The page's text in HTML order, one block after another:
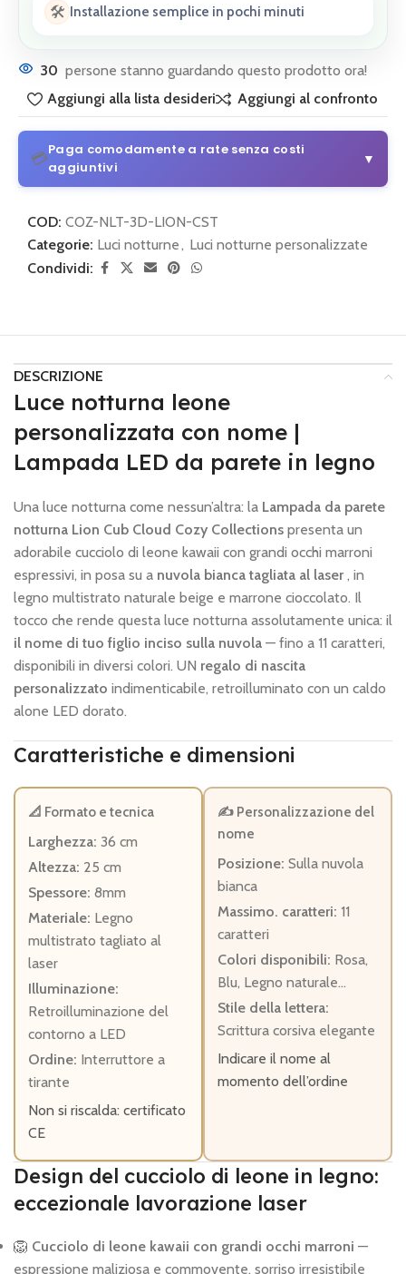
🛠️ Installazione semplice in pochi minuti
30 persone stanno guardando questo prodotto ora!
Aggiungi alla lista desideri
Aggiungi al confronto
💳Paga comodamente a rate senza costi
aggiuntivi
▼
3 o 4 rate senza costi aggiuntivi
Da 30 € di acquisto
💡Come funziona:Scegli alla pagina di pagamento
3 o 4 rate con Klarna
e imposta le rate mensili.
🔒 Pagamento sicuro•Nessun costo nascosto
COD: COZ-NLT-3D-LION-CST
Categorie: Luci notturne , Luci notturne personalizzate
Condividi:
DESCRIZIONE
Luce notturna leone
personalizzata con nome |
Lampada LED da parete in legno
Una luce notturna come nessun’altra: la Lampada da parete
notturna Lion Cub Cloud Cozy Collections presenta un
adorabile cucciolo di leone kawaii con grandi occhi marroni
espressivi, in posa su a nuvola bianca tagliata al laser, in
legno multistrato naturale beige e marrone cioccolato. Il
tocco che rende questa luce notturna assolutamente unica: il
il nome di tuo figlio inciso sulla nuvola — fino a 11 caratteri,
disponibili in diversi colori. UN regalo di nascita
personalizzato indimenticabile, retroilluminato con un caldo
alone LED dorato.
Caratteristiche e dimensioni
📐 Formato e tecnica
Larghezza: 36 cm
Altezza: 25 cm
Spessore: 8mm
Materiale: Legno
multistrato tagliato al
laser
Illuminazione:
Retroilluminazione del
contorno a LED
Ordine: Interruttore a
tirante
Non si riscalda: certificato
CE
✍️ Personalizzazione del
nome
Posizione: Sulla nuvola
bianca
Massimo. caratteri: 11
caratteri
Colori disponibili: Rosa,
Blu, Legno naturale…
Stile della lettera:
Scrittura corsiva elegante
Indicare il nome al
momento dell’ordine
Design del cucciolo di leone in legno:
eccezionale lavorazione laser
🦁 Cucciolo di leone kawaii con grandi occhi marroni —
espressione maliziosa e commovente, sorriso irresistibile